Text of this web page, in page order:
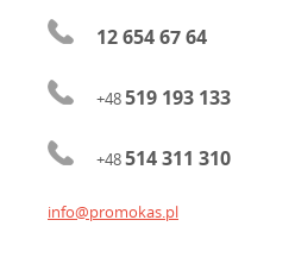
12 654 67 64
+48519 193 133
+48514 311 310
info@promokas.pl